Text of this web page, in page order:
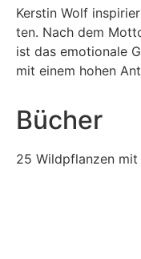
Kers­tin Wolf
ten. Nach dem
ist das emo­tio­na­le
mit einem hohen
Bücher
25 Wild­pflan­zen